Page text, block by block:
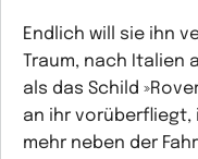
Endlich will sie ihn
Traum, nach Italien
als das Schild
an ihr vorüberfliegt,
mehr neben der